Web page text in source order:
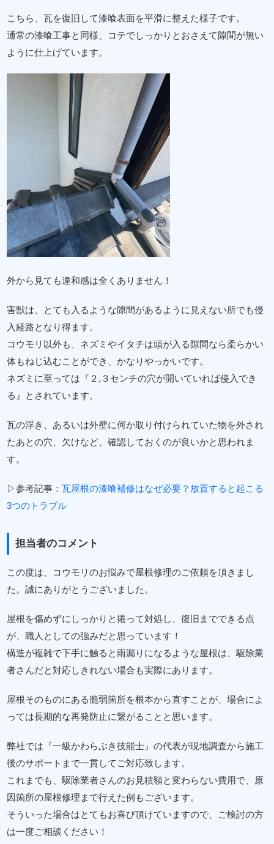
こちら、瓦を復旧して漆喰表面を平滑に整えた様子です。
通常の漆喰工事と同様、コテでしっかりとおさえて隙間が無い
ように仕上げています。
外から見ても違和感は全くありません！
害獣は、とても入るような隙間があるように見えない所でも侵
入経路となり得ます。
コウモリ以外も、ネズミやイタチは頭が入る隙間なら柔らかい
体もねじ込むことができ、かなりやっかいです。
ネズミに至っては『２,３センチの穴が開いていれば侵入でき
る』とされています。
瓦の浮き、あるいは外壁に何か取り付けられていた物を外され
たあとの穴、欠けなど、確認しておくのが良いかと思われま
す。
▷参考記事：瓦屋根の漆喰補修はなぜ必要？放置すると起こる
3つのトラブル
担当者のコメント
この度は、コウモリのお悩みで屋根修理のご依頼を頂きまし
た。誠にありがとうございました。
屋根を傷めずにしっかりと捲って対処し、復旧までできる点
が、職人としての強みだと思っています！
構造が複雑で下手に触ると雨漏りになるような屋根は、駆除業
者さんだと対応しきれない場合も実際にあります。
屋根そのものにある脆弱箇所を根本から直すことが、場合によ
っては長期的な再発防止に繋がることと思います。
弊社では『一級かわらぶき技能士』の代表が現地調査から施工
後のサポートまで一貫してご対応致します。
これまでも、駆除業者さんのお見積額と変わらない費用で、原
因箇所の屋根修理まで行えた例もございます。
そういった場合はとてもお喜び頂けていますので、ご検討の方
は一度ご相談ください！